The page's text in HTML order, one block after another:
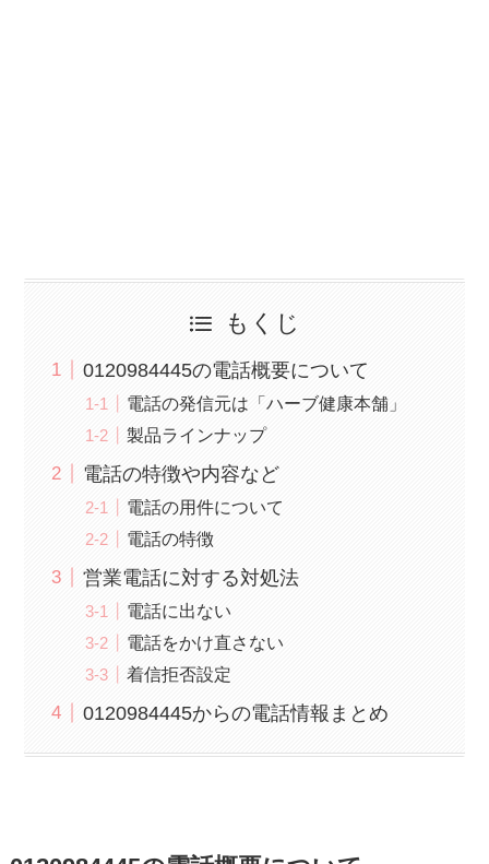
もくじ
0120984445の電話概要について
電話の発信元は「ハーブ健康本舗」
製品ラインナップ
電話の特徴や内容など
電話の用件について
電話の特徴
営業電話に対する対処法
電話に出ない
電話をかけ直さない
着信拒否設定
0120984445からの電話情報まとめ